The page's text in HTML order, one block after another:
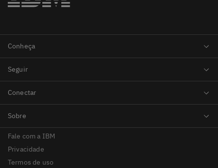
Fale com a IBM
Privacidade
Termos de uso